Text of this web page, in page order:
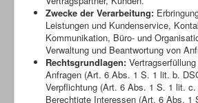
Zwecke der Verarbeitung:
Leistungen und Kundenservice,
Kommunikation, Büro- und
Verwaltung und Beantwortung von
Rechtsgrundlagen:
Anfragen (Art. 6 Abs. 1 S. 1 lit. b.
Verpflichtung (Art. 6 Abs. 1 S. 1 lit. c.
Berechtigte Interessen (Art. 6 Abs. 1